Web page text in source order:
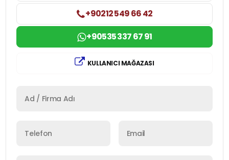
+90212 549 66 42
+90535 337 67 91
KULLANICI MAĞAZASI